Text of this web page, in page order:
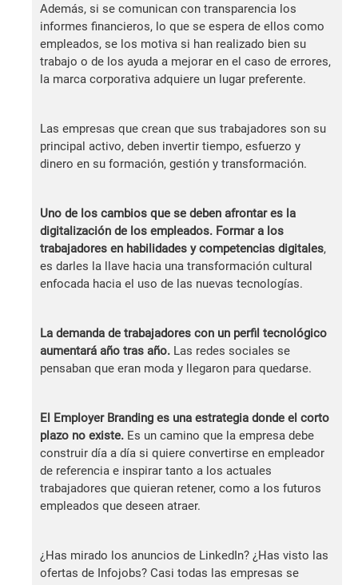
Además, si se comunican con transparencia los
informes financieros, lo que se espera de ellos como
empleados, se los motiva si han realizado bien su
trabajo o de los ayuda a mejorar en el caso de errores,
la marca corporativa adquiere un lugar preferente.
Las empresas que crean que sus trabajadores son su
principal activo, deben invertir tiempo, esfuerzo y
dinero en su formación, gestión y transformación.
Uno de los cambios que se deben afrontar es la
digitalización de los empleados. Formar a los
trabajadores en habilidades y competencias digitales,
es darles la llave hacia una transformación cultural
enfocada hacia el uso de las nuevas tecnologías.
La demanda de trabajadores con un perfil tecnológico
aumentará año tras año. Las redes sociales se
pensaban que eran moda y llegaron para quedarse.
El Employer Branding es una estrategia donde el corto
plazo no existe. Es un camino que la empresa debe
construir día a día si quiere convertirse en empleador
de referencia e inspirar tanto a los actuales
trabajadores que quieran retener, como a los futuros
empleados que deseen atraer.
¿Has mirado los anuncios de LinkedIn? ¿Has visto las
ofertas de Infojobs? Casi todas las empresas se